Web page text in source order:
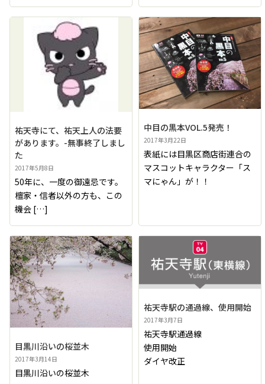
祐天寺にて、祐天上人の法要
があります。-無事終了しまし
た
2017年5月8日
50年に、一度の御遠忌です。
檀家・信者以外の方も、この
機会 […]
中目の黒本VOL.5発売！
2017年3月22日
表紙には目黒区商店街連合の
マスコットキャラクター「ス
マにゃん」が！！
目黒川沿いの桜並木
2017年3月14日
目黒川沿いの桜並木
祐天寺駅の通過線、使用開始
2017年3月7日
祐天寺駅通過線
使用開始
ダイヤ改正